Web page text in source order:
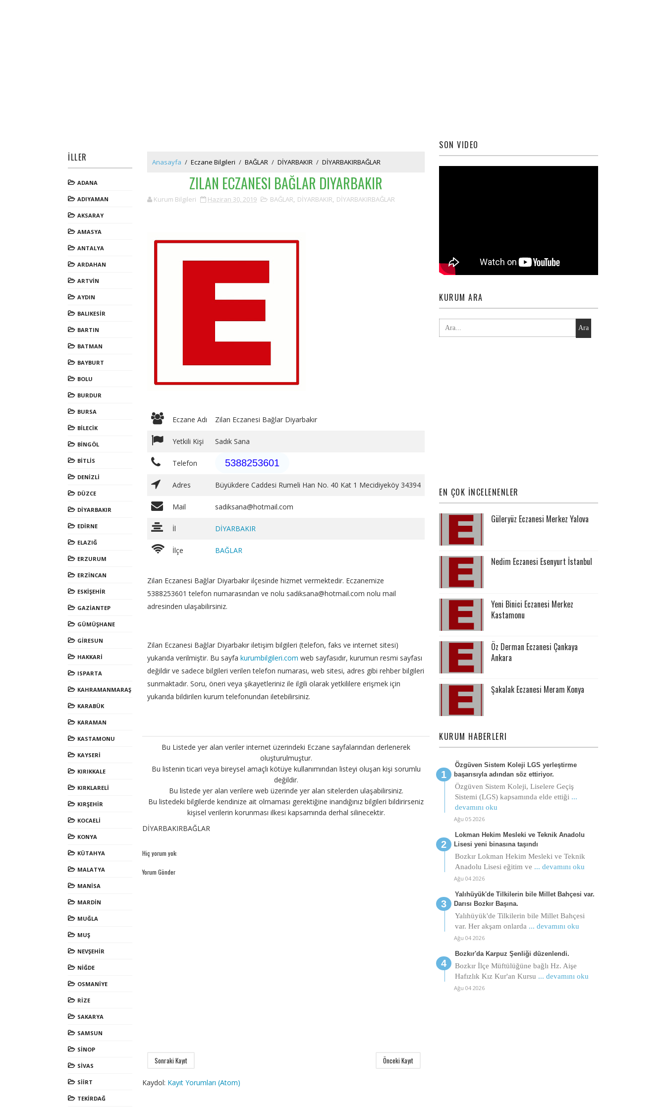
İLLER
ADANA
ADIYAMAN
AKSARAY
AMASYA
ANTALYA
ARDAHAN
ARTVİN
AYDIN
BALIKESİR
BARTIN
BATMAN
BAYBURT
BOLU
BURDUR
BURSA
BİLECİK
BİNGÖL
BİTLİS
DENİZLİ
DÜZCE
DİYARBAKIR
EDİRNE
ELAZIĞ
ERZURUM
ERZİNCAN
ESKİŞEHİR
GAZİANTEP
GÜMÜŞHANE
GİRESUN
HAKKARİ
ISPARTA
KAHRAMANMARAŞ
KARABÜK
KARAMAN
KASTAMONU
KAYSERİ
KIRIKKALE
KIRKLARELİ
KIRŞEHİR
KOCAELİ
KONYA
KÜTAHYA
MALATYA
MANİSA
MARDİN
MUĞLA
MUŞ
NEVŞEHİR
NİĞDE
OSMANİYE
RİZE
SAKARYA
SAMSUN
SİNOP
SİVAS
SİİRT
TEKİRDAĞ
Anasayfa / Eczane Bilgileri / BAĞLAR / DİYARBAKIR / DİYARBAKIRBAĞLAR
ZILAN ECZANESI BAĞLAR DIYARBAKIR
Kurum Bilgileri Haziran 30, 2019 BAĞLAR, DİYARBAKIR, DİYARBAKIRBAĞLAR
Eczane Adı Zilan Eczanesi Bağlar Diyarbakır
Yetkili Kişi Sadık Sana
Telefon 5388253601
Adres Büyükdere Caddesi Rumeli Han No. 40 Kat 1 Mecidiyeköy 34394
Mail sadiksana@hotmail.com
İl DİYARBAKIR
İlçe BAĞLAR
Zilan Eczanesi Bağlar Diyarbakır ilçesinde hizmet vermektedir. Eczanemize
5388253601 telefon numarasından ve nolu sadiksana@hotmail.com nolu mail
adresinden ulaşabilirsiniz.
Zilan Eczanesi Bağlar Diyarbakır iletişim bilgileri (telefon, faks ve internet sitesi)
yukarıda verilmiştir. Bu sayfa kurumbilgileri.com web sayfasıdır, kurumun resmi sayfası
değildir ve sadece bilgileri verilen telefon numarası, web sitesi, adres gibi rehber bilgileri
sunmaktadır. Soru, öneri veya şikayetleriniz ile ilgili olarak yetkililere erişmek için
yukarıda bildirilen kurum telefonundan iletebilirsiniz.
Bu Listede yer alan veriler internet üzerindeki Eczane sayfalarından derlenerek
oluşturulmuştur.
Bu listenin ticari veya bireysel amaçlı kötüye kullanımından listeyi oluşan kişi sorumlu
değildir.
Bu listede yer alan verilere web üzerinde yer alan sitelerden ulaşabilirsiniz.
Bu listedeki bilgilerde kendinize ait olmaması gerektiğine inandığınız bilgileri bildirirseniz
kişisel verilerin korunması ilkesi kapsamında derhal silinecektir.
DİYARBAKIRBAĞLAR
Hiç yorum yok:
Yorum Gönder
Sonraki Kayıt Önceki Kayıt
Kaydol: Kayıt Yorumları (Atom)
SON VIDEO
KURUM ARA
Ara
EN ÇOK İNCELENENLER
Güleryüz Eczanesi Merkez Yalova
Nedim Eczanesi Esenyurt İstanbul
Yeni Binici Eczanesi Merkez
Kastamonu
Öz Derman Eczanesi Çankaya
Ankara
Şakalak Eczanesi Meram Konya
KURUM HABERLERI
Özgüven Sistem Koleji LGS yerleştirme
başarısıyla adından söz ettiriyor.
Özgüven Sistem Koleji, Liselere Geçiş
Sistemi (LGS) kapsamında elde ettiği ...
devamını oku
Ağu 05 2026
Lokman Hekim Mesleki ve Teknik Anadolu
Lisesi yeni binasına taşındı
Bozkır Lokman Hekim Mesleki ve Teknik
Anadolu Lisesi eğitim ve ... devamını oku
Ağu 04 2026
Yalıhüyük'de Tilkilerin bile Millet Bahçesi var.
Darısı Bozkır Başına.
Yalıhüyük'de Tilkilerin bile Millet Bahçesi
var. Her akşam onlarda ... devamını oku
Ağu 04 2026
Bozkır'da Karpuz Şenliği düzenlendi.
Bozkır İlçe Müftülüğüne bağlı Hz. Aişe
Hafızlık Kız Kur'an Kursu ... devamını oku
Ağu 04 2026